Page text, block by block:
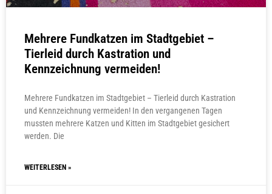
Mehrere Fundkatzen im Stadtgebiet –
Tierleid durch Kastration und
Kennzeichnung vermeiden!
Mehrere Fundkatzen im Stadtgebiet – Tierleid durch Kastration
und Kennzeichnung vermeiden! In den vergangenen Tagen
mussten mehrere Katzen und Kitten im Stadtgebiet gesichert
werden. Die
WEITERLESEN »